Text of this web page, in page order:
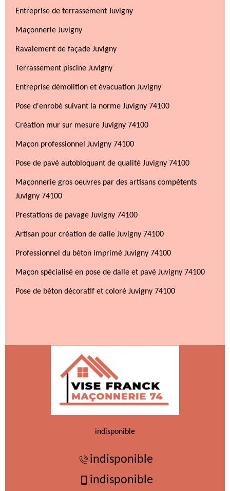
Entreprise de terrassement Juvigny
Maçonnerie Juvigny
Ravalement de façade Juvigny
Terrassement piscine Juvigny
Entreprise démolition et évacuation Juvigny
Pose d'enrobé suivant la norme Juvigny 74100
Création mur sur mesure Juvigny 74100
Maçon professionnel Juvigny 74100
Pose de pavé autobloquant de qualité Juvigny 74100
Maçonnerie gros oeuvres par des artisans compétents
Juvigny 74100
Prestations de pavage Juvigny 74100
Artisan pour création de dalle Juvigny 74100
Professionnel du béton imprimé Juvigny 74100
Maçon spécialisé en pose de dalle et pavé Juvigny 74100
Pose de béton décoratif et coloré Juvigny 74100
indisponible
indisponible
indisponible